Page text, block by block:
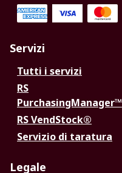
Servizi
Tutti i servizi
RS
PurchasingManager™
RS VendStock®
Servizio di taratura
Legale